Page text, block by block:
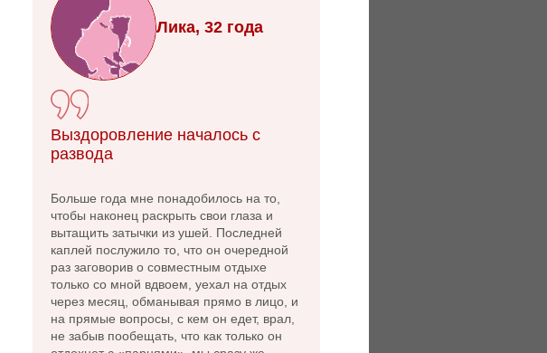
Лика, 32 года
Выздоровление началось с
развода
Больше года мне понадобилось на то,
чтобы наконец раскрыть свои глаза и
вытащить затычки из ушей. Последней
каплей послужило то, что он очередной
раз заговорив о совместным отдыхе
только со мной вдвоем, уехал на отдых
через месяц, обманывая прямо в лицо, и
на прямые вопросы, с кем он едет, врал,
не забыв пообещать, что как только он